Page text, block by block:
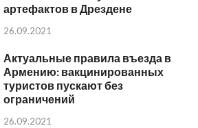
артефактов в Дрездене
26.09.2021
Актуальные правила въезда в
Армению: вакцинированных
туристов пускают без
ограничений
26.09.2021